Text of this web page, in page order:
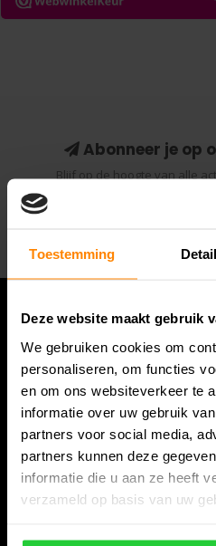
Toestemming
Deze website maakt gebruik
We gebruiken cookies om
personaliseren, om functies
en om ons websiteverkeer te
informatie over uw gebruik
partners voor social media,
partners kunnen deze
informatie die u aan ze heeft
verzameld op basis van uw
Abonneer je op
Blijf op de hoogte van alle
Bespanracket.nl is dé